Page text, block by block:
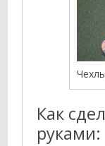
Как
руками: